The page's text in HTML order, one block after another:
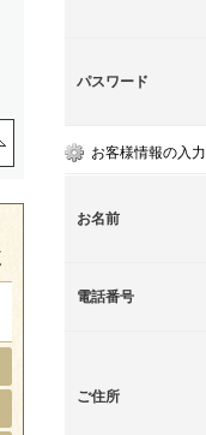
パスワード
お客様情報の入力
お名前
電話番号
ご住所